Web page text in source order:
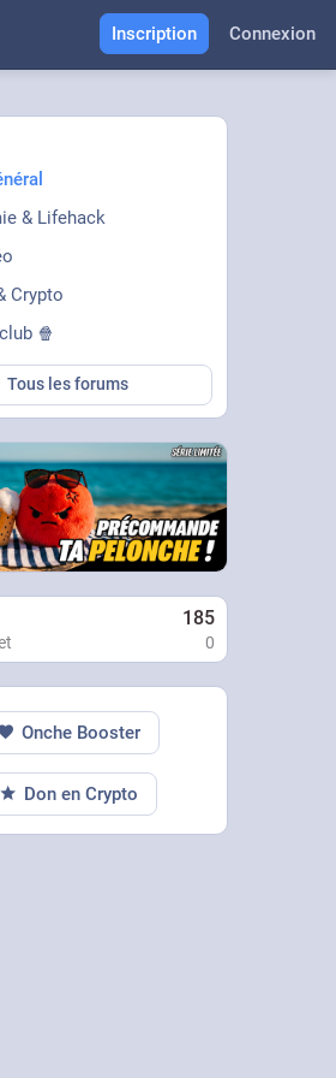
Inscription Connexion
& Lifehack
Crypto
🍿
Tous les forums
185
0
Onche Booster
Don en Crypto